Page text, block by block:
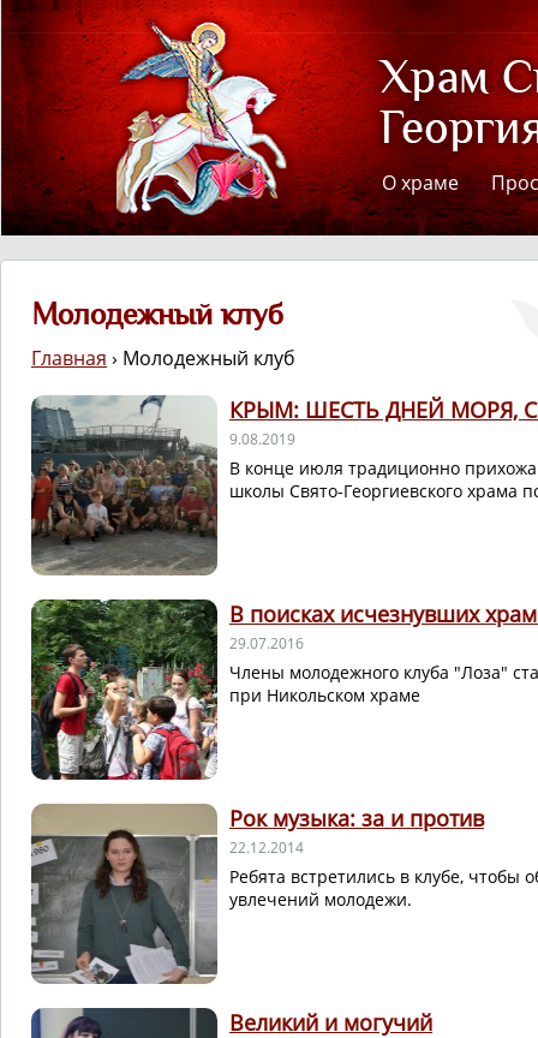
О храме
Молодежный клуб
Главная › Молодежный клуб
КРЫМ: ШЕСТЬ ДНЕЙ МОРЯ,
9.08.2019
В конце июля традиционно
школы Свято-Георгиевского храма
В поисках исчезнувших
29.07.2016
Члены молодежного клуба "Лоза"
при Никольском храме
Рок музыка: за и против
22.12.2014
Ребята встретились в клубе, чтобы
увлечений молодежи.
Великий и могучий